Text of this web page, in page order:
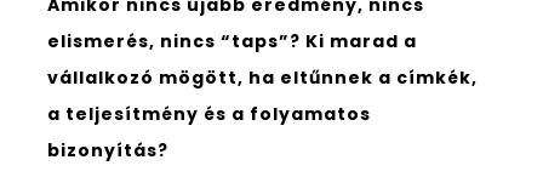
Amikor nincs újabb eredmény, nincs
elismerés, nincs “taps”? Ki marad a
vállalkozó mögött, ha eltűnnek a címkék,
a teljesítmény és a folyamatos
bizonyítás?